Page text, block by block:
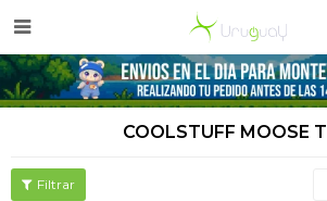

COOLSTUFF MOOSE